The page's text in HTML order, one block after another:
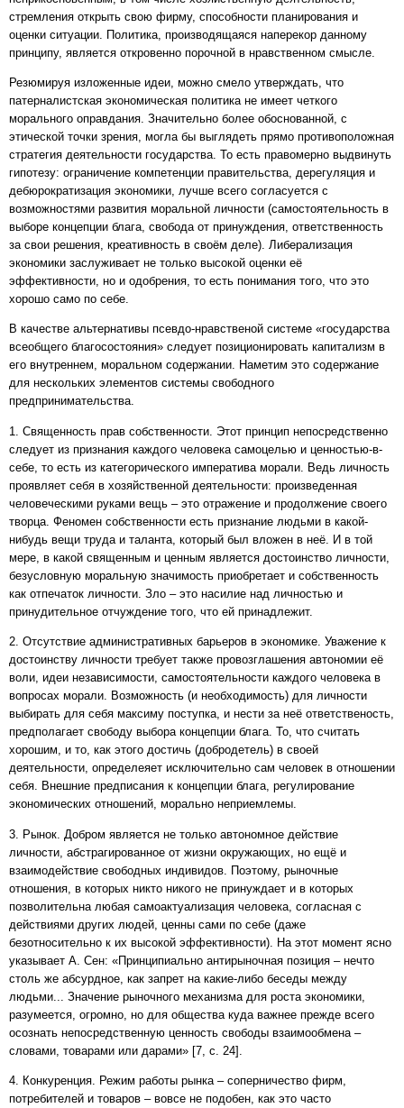
стремления открыть свою фирму, способности планирования и
оценки ситуации. Политика, производящаяся наперекор данному
принципу, является откровенно порочной в нравственном смысле.
Резюмируя изложенные идеи, можно смело утверждать, что
патерналистская экономическая политика не имеет четкого
морального оправдания. Значительно более обоснованной, с
этической точки зрения, могла бы выглядеть прямо противоположная
стратегия деятельности государства. То есть правомерно выдвинуть
гипотезу: ограничение компетенции правительства, дерегуляция и
дебюрократизация экономики, лучше всего согласуется с
возможностями развития моральной личности (самостоятельность в
выборе концепции блага, свобода от принуждения, ответственность
за свои решения, креативность в своём деле). Либерализация
экономики заслуживает не только высокой оценки её
эффективности, но и одобрения, то есть понимания того, что это
хорошо само по себе.
В качестве альтернативы псевдо-нравственой системе «государства
всеобщего благосостояния» следует позиционировать капитализм в
его внутреннем, моральном содержании. Наметим это содержание
для нескольких элементов системы свободного
предпринимательства.
1. Священность прав собственности. Этот принцип непосредственно
следует из признания каждого человека самоцелью и ценностью-в-
себе, то есть из категорического императива морали. Ведь личность
проявляет себя в хозяйственной деятельности: произведенная
человеческими руками вещь – это отражение и продолжение своего
творца. Феномен собственности есть признание людьми в какой-
нибудь вещи труда и таланта, который был вложен в неё. И в той
мере, в какой священным и ценным является достоинство личности,
безусловную моральную значимость приобретает и собственность
как отпечаток личности. Зло – это насилие над личностью и
принудительное отчуждение того, что ей принадлежит.
2. Отсутствие административных барьеров в экономике. Уважение к
достоинству личности требует также провозглашения автономии её
воли, идеи независимости, самостоятельности каждого человека в
вопросах морали. Возможность (и необходимость) для личности
выбирать для себя максиму поступка, и нести за неё ответственость,
предполагает свободу выбора концепции блага. То, что считать
хорошим, и то, как этого достичь (добродетель) в своей
деятельности, определеяет исключительно сам человек в отношении
себя. Внешние предписания к концепции блага, регулирование
экономических отношений, морально неприемлемы.
3. Рынок. Добром является не только автономное действие
личности, абстрагированное от жизни окружающих, но ещё и
взаимодействие свободных индивидов. Поэтому, рыночные
отношения, в которых никто никого не принуждает и в которых
позволительна любая самоактуализация человека, согласная с
действиями других людей, ценны сами по себе (даже
безотносительно к их высокой эффективности). На этот момент ясно
указывает А. Сен: «Принципиально антирыночная позиция – нечто
столь же абсурдное, как запрет на какие-либо беседы между
людьми... Значение рыночного механизма для роста экономики,
разумеется, огромно, но для общества куда важнее прежде всего
осознать непосредственную ценность свободы взаимообмена –
словами, товарами или дарами» [7, с. 24].
4. Конкуренция. Режим работы рынка – соперничество фирм,
потребителей и товаров – вовсе не подобен, как это часто